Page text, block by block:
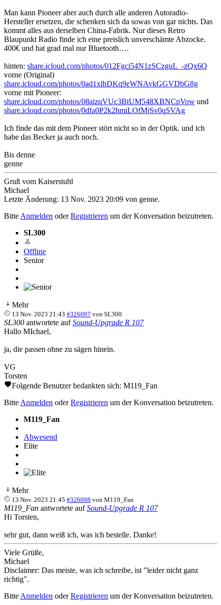
Man kann Pioneer aber auch durch alle anderen Autoradio-
Hersteller ersetzen, die schenken sich da sowas von gar nichts. Das
kommt alles aus derselben China-Fabrik. Nur dieses Retro
Blaupunkt Radio finde ich eine preislich unverschämte Abzocke.
400€ und hat grad mal nur Bluetooth….
hinten: share.icloud.com/photos/012Fgci54N1zSCzguL_-zQx6Q
vorne (Original)
share.icloud.com/photos/0ad1xlhDKq9eWNAvkGGVDbG8g
vorne mit Pioneer:
share.icloud.com/photos/08aizqVUc3BtUM548XBNCpVow und
share.icloud.com/photos/0dfa0P2k2hmiLOfMjSv0qSVAg
Ich finde das mit dem Pioneer stört nicht so in der Optik. und ich
habe das Becker ja auch noch.
Bis denne
genne
Gruß vom Kaiserstuhl
Michael
Letzte Änderung: 13 Nov. 2023 20:09 von genne.
Bitte Anmelden oderRegistrieren um der Konversation beizutreten.
SL300
Offline
Senior
Mehr
13 Nov. 2023 21:43 #326097 vonSL300
SL300 antwortete aufSound-Upgrade R 107
Hallo MIchael,
ja, die passen ohne zu sägen hinein.
VG
Torsten
Folgende Benutzer bedankten sich: M119_Fan
Bitte Anmelden oderRegistrieren um der Konversation beizutreten.
M119_Fan
Abwesend
Elite
Mehr
13 Nov. 2023 21:45 #326098 vonM119_Fan
M119_Fan antwortete aufSound-Upgrade R 107
Hi Torsten,
sehr gut, dann weiß ich, was ich bestelle. Danke!
Viele Grüße,
Michael
Disclaimer: Das meiste, was ich schreibe, ist "leider nicht ganz
richtig".
Bitte Anmelden oderRegistrieren um der Konversation beizutreten.